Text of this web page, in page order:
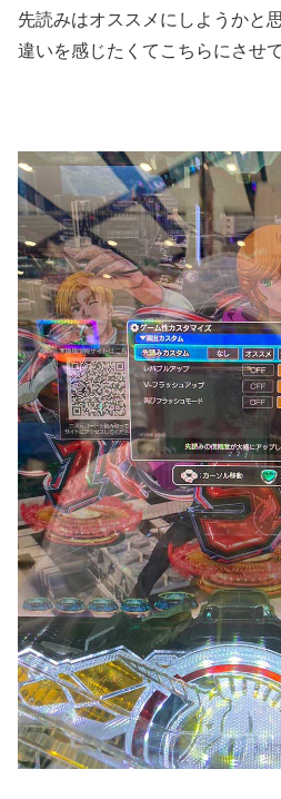
先読みはオススメにしようかと
違いを感じたくてこちらにさせ